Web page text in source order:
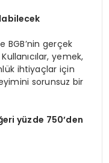
BGB’nin gerçek
yemek,
ihtiyaçlar için
sorunsuz bir
yüzde 750’den